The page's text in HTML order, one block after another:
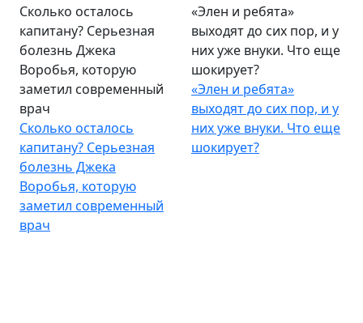
Сколько осталось
капитану? Серьезная
болезнь Джека
Воробья, которую
заметил современный
врач
Сколько осталось
капитану? Серьезная
болезнь Джека
Воробья, которую
заметил современный
врач
«Элен и ребята»
выходят до сих пор, и у
них уже внуки. Что еще
шокирует?
«Элен и ребята»
выходят до сих пор, и у
них уже внуки. Что еще
шокирует?